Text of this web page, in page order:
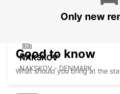
NAKSKOV
NAKSKOV - DENMARK
Only new
Good to know
What should you bring at the